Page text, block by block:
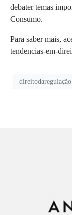
debater temas
Consumo.
Para saber mais,
tendencias-em-
direitodaregulação